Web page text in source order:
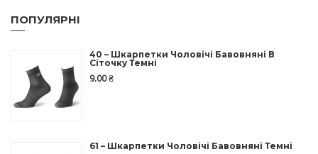
ПОПУЛЯРНІ
40 – Шкарпетки Чоловічі Бавовняні В
Сіточку Темні
9.00₴
61 – Шкарпетки Чоловічі Бавовняні Темні